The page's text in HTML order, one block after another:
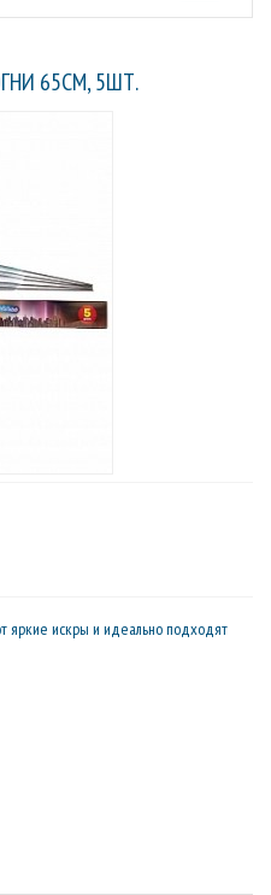
65СМ, 5ШТ.
яркие искры и идеально подходят